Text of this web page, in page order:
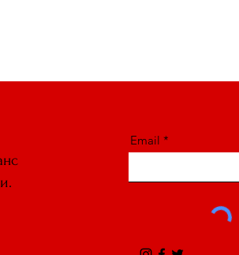
Email